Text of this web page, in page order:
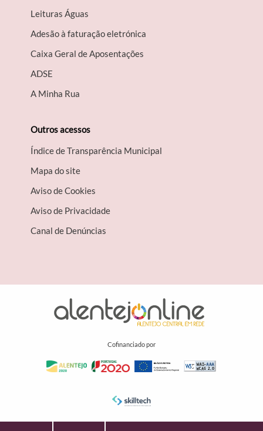
Leituras Águas
Adesão à faturação eletrónica
Caixa Geral de Aposentações
A​DSE
A Minha Rua
Outros acessos
Índice de Transparência Municipal
Mapa do site
Aviso de Cookies
Aviso de Privacidade
Canal de Denúncias
Cofinanciado por